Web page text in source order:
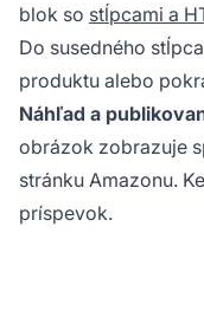
blok so stĺpcami a
Do susedného
produktu alebo
Náhľad a
obrázok zobrazuje
stránku Amazonu.
príspevok.